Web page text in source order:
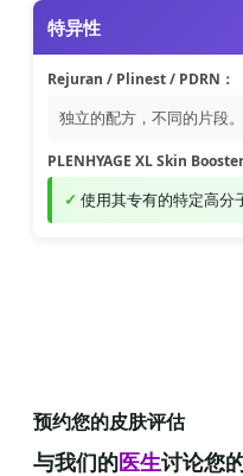
特异性
Rejuran / Plinest / PDRN：
独立的配方，不同的片段。
PLENHYAGE XL Skin Booster
使用其专有的特定高分
预约您的皮肤评估
与我们的医生讨论您